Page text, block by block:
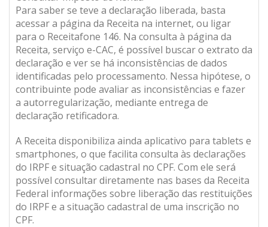
Para saber se teve a declaração liberada, basta
acessar a página da Receita na internet, ou ligar
para o Receitafone 146. Na consulta à página da
Receita, serviço e-CAC, é possível buscar o extrato da
declaração e ver se há inconsistências de dados
identificadas pelo processamento. Nessa hipótese, o
contribuinte pode avaliar as inconsistências e fazer
a autorregularização, mediante entrega de
declaração retificadora.
A Receita disponibiliza ainda aplicativo para tablets e
smartphones, o que facilita consulta às declarações
do IRPF e situação cadastral no CPF. Com ele será
possível consultar diretamente nas bases da Receita
Federal informações sobre liberação das restituições
do IRPF e a situação cadastral de uma inscrição no
CPF.